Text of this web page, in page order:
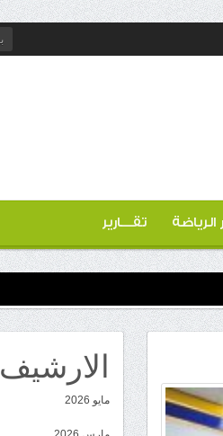
الرياضة تقـــارير
الارشيف
مايو 2026